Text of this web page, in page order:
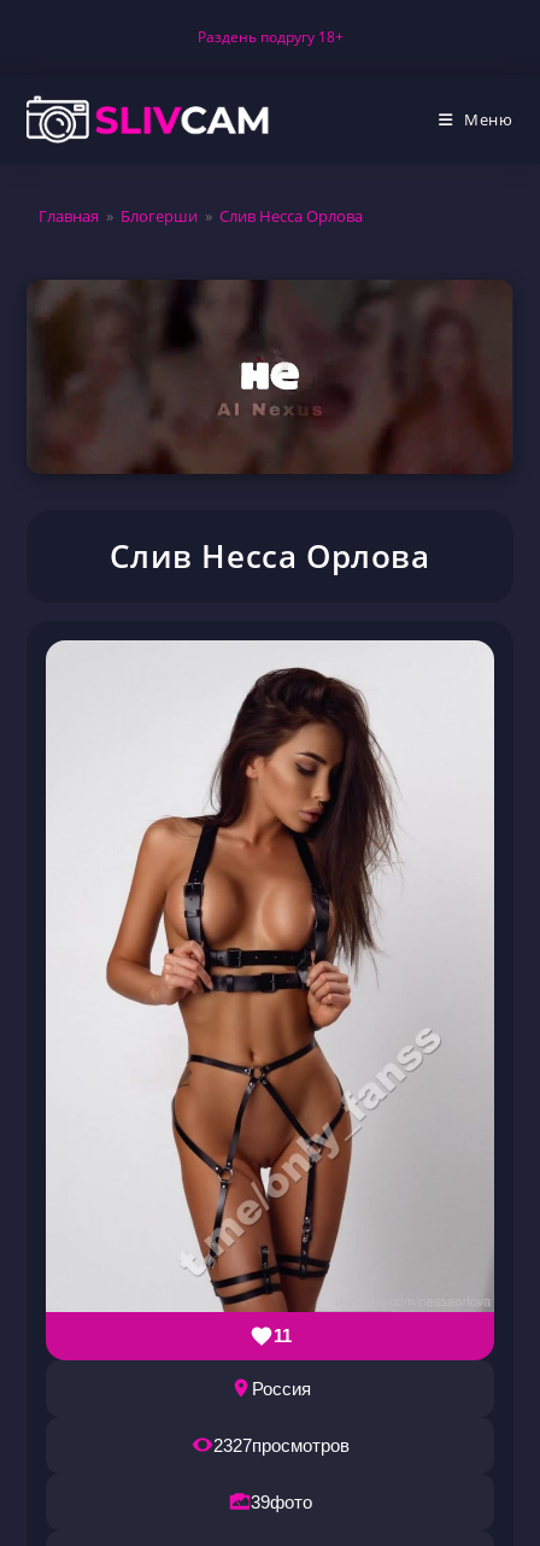
Раздень подругу 18+
Меню
Главная » Блогерши » Слив Несса Орлова
Слив Несса Орлова
11
Россия
2327просмотров
39фото